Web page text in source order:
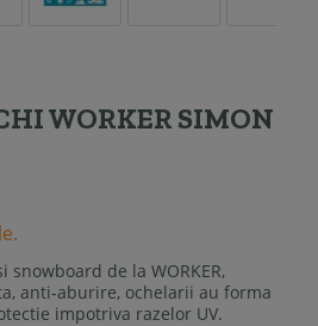
WORKER SIMON
de la WORKER,
anti-aburire, ochelarii au forma
impotriva razelor UV.